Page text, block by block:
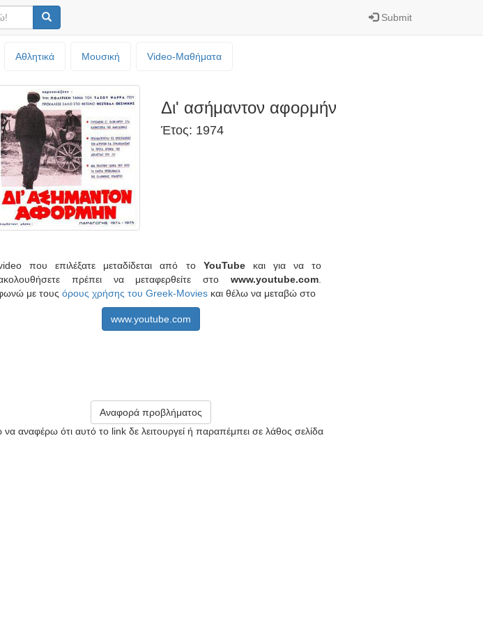
Submit
Αθλητικά Μουσική Video-Mαθήματα
Δι' ασήμαντον αφορμήν
Έτος: 1974
που επιλέξατε μεταδίδεται από το YouTubeκαι για να το
πρέπει να μεταφερθείτε στο www.youtube.com.
με τους όρους χρήσης του Greek-Moviesκαι θέλω να μεταβώ στο
www.youtube.com
Αναφορά προβλήματος
αναφέρω ότι αυτό το link δε λειτουργεί ή παραπέμπει σε λάθος σελίδα